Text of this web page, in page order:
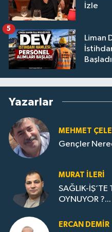
İzle
Liman
Başladı
5
Yazarlar
MEHMET
Gençler
MURAT İLERI
SAĞLIK-İŞ’TE
OYNUYOR ?...
ERCAN DEMIR